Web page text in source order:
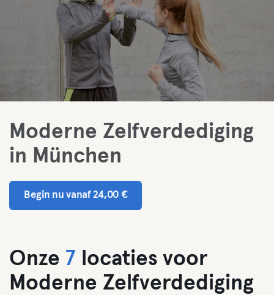
Moderne Zelfverdediging
in München
Begin nu vanaf 24,00 €
Onze 7 locaties voor
Moderne Zelfverdediging